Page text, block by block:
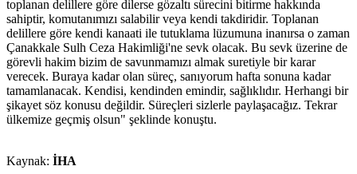
toplanan delillere göre dilerse gözaltı sürecini bitirme hakkında
sahiptir, komutanımızı salabilir veya kendi takdiridir. Toplanan
delillere göre kendi kanaati ile tutuklama lüzumuna inanırsa o zaman
Çanakkale Sulh Ceza Hakimliği'ne sevk olacak. Bu sevk üzerine de
görevli hakim bizim de savunmamızı almak suretiyle bir karar
verecek. Buraya kadar olan süreç, sanıyorum hafta sonuna kadar
tamamlanacak. Kendisi, kendinden emindir, sağlıklıdır. Herhangi bir
şikayet söz konusu değildir. Süreçleri sizlerle paylaşacağız. Tekrar
ülkemize geçmiş olsun" şeklinde konuştu.
Kaynak: İHA